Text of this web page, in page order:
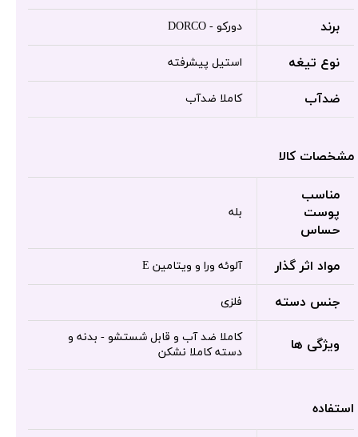
برند دورکو - DORCO
نوع تیغه استیل پیشرفته
ضدآب کاملا ضدآب
مشخصات کالا
مناسب
پوست
حساس
بله
مواد اثر گذار آلوئه ورا و ویتامین E
جنس دسته فلزی
ویژگی ها
کاملا ضد آب و قابل شستشو - بدنه و
دسته کاملا نشکن
استفاده